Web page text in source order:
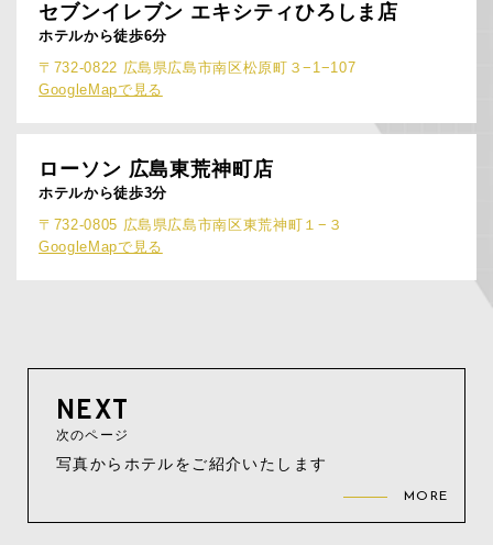
セブンイレブン エキシティひろしま店
ホテルから徒歩6分
〒732-0822 広島県広島市南区松原町３−1−107
GoogleMapで見る
ローソン 広島東荒神町店
ホテルから徒歩3分
〒732-0805 広島県広島市南区東荒神町１−３
GoogleMapで見る
NEXT
次のページ
写真からホテルをご紹介いたします
MORE